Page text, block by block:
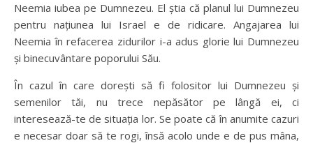
Neemia iubea pe Dumnezeu. El știa că planul lui Dumnezeu
pentru națiunea lui Israel e de ridicare. Angajarea lui
Neemia în refacerea zidurilor i-a adus glorie lui Dumnezeu
și binecuvântare poporului Său.
În cazul în care dorești să fi folositor lui Dumnezeu și
semenilor tăi, nu trece nepăsător pe lângă ei, ci
interesează-te de situația lor. Se poate că în anumite cazuri
e necesar doar să te rogi, însă acolo unde e de pus mâna,